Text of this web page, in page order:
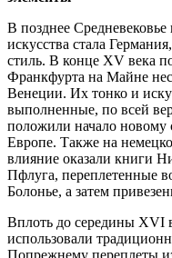
В позднее
искусства стала
стиль. В конце XV века
Франкфурта на Майне
Венеции. Их тонко и
выполненные, по всей
положили начало новому
Европе. Также на
влияние оказали книги
Пфлуга, переплетенные
Болонье, а затем
Вплоть до середины XVI
использовали
Попрежнему переплеты